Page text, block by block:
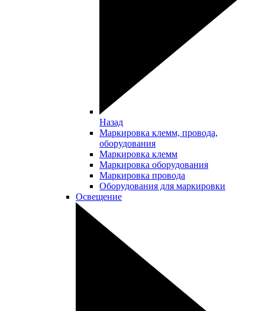
Назад
Маркировка клемм, провода,
оборудования
Маркировка клемм
Маркировка оборудования
Маркировка провода
Оборудования для маркировки
Освещение